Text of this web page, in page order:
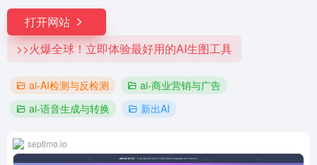
打开网站
>>火爆全球！立即体验最好用的AI生图工具
ai-AI检测与反检测
ai-商业营销与广告
ai-语音生成与转换
新出AI
septimo.io